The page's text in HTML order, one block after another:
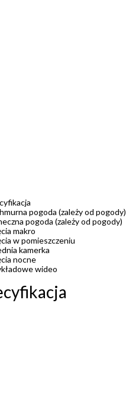
pogoda (zależy od pogody)
pogoda (zależy od pogody)
makro
w pomieszczeniu
kamerka
nocne
wideo